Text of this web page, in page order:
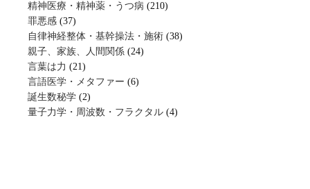
精神医療・精神薬・うつ病 (210)
罪悪感 (37)
自律神経整体・基幹操法・施術 (38)
親子、家族、人間関係 (24)
言葉は力 (21)
言語医学・メタファー (6)
誕生数秘学 (2)
量子力学・周波数・フラクタル (4)